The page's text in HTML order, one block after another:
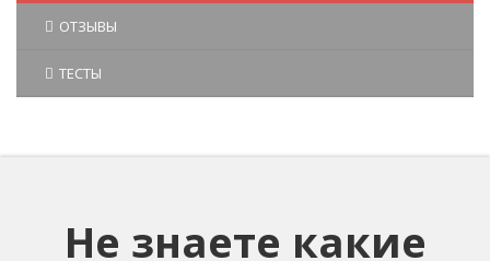
ОТЗЫВЫ
ТЕСТЫ
Не знаете какие